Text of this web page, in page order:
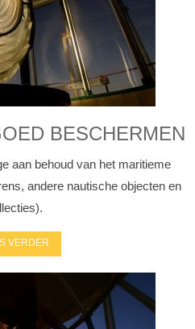
BESCHERMEN
aan behoud van het maritieme
andere nautische objecten en
VERDER